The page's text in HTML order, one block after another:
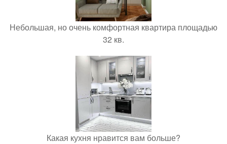
Небольшая, но очень комфортная квартира площадью
32 кв.
Какая кухня нравится вам больше?